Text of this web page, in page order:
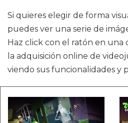
Si quieres elegir de forma
puedes ver una serie de
Haz click con el ratón en una
la adquisición online de
viendo sus funcionalidades y